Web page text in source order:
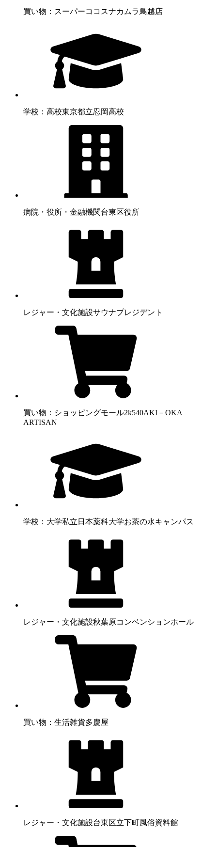
買い物：スーパーココスナカムラ鳥越店
学校：高校東京都立忍岡高校
病院・役所・金融機関台東区役所
レジャー・文化施設サウナプレジデント
買い物：ショッピングモール2k540AKI－OKA
ARTISAN
学校：大学私立日本薬科大学お茶の水キャンパス
レジャー・文化施設秋葉原コンベンションホール
買い物：生活雑貨多慶屋
レジャー・文化施設台東区立下町風俗資料館